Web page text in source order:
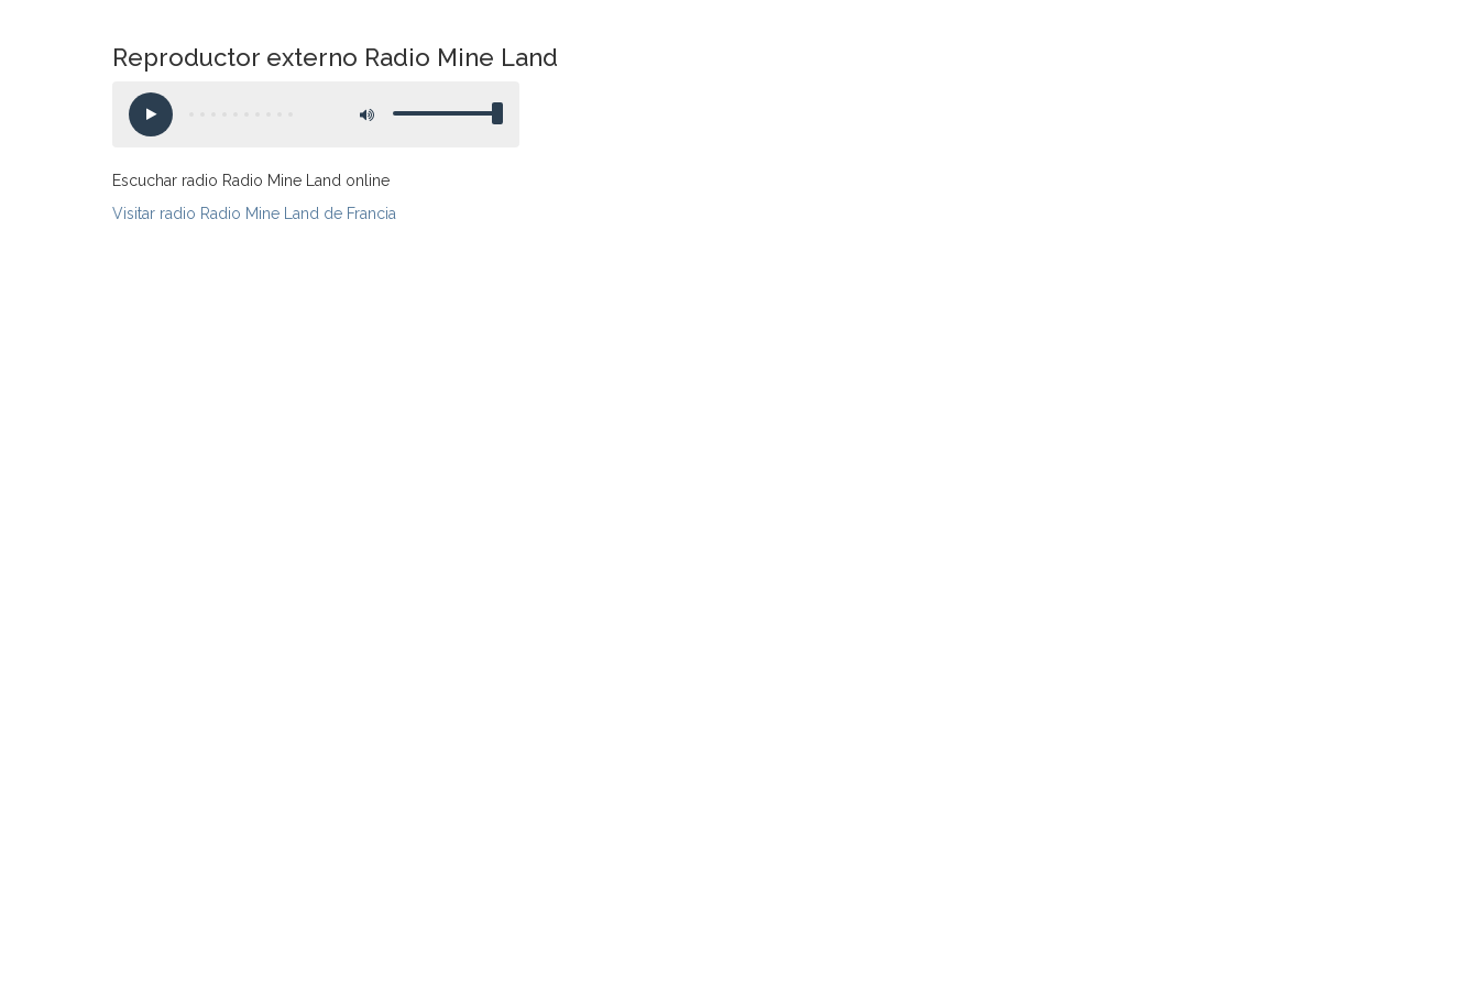
Reproductor externo Radio Mine Land
Escuchar radio Radio Mine Land online
Visitar radio Radio Mine Land de Francia